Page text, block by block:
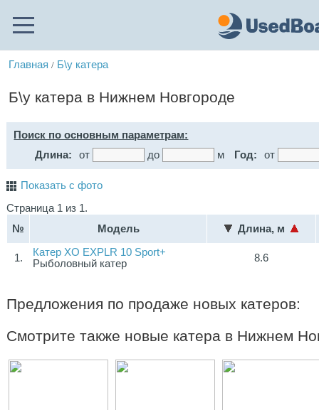
Главная / Б\у катера
Б\у катера в Нижнем Новгороде
Поиск по основным параметрам:
Длина:
от до м Год: от
Показать с фото
Страница 1 из 1.
№
Модель Длина, м
1.
Катер XO EXPLR 10 Sport+
Рыболовный катер
8.6
Предложения по продаже новых катеров:
Смотрите также новые катера в Нижнем